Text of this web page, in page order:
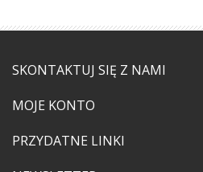
SKONTAKTUJ SIĘ Z NAMI
MOJE KONTO
PRZYDATNE LINKI